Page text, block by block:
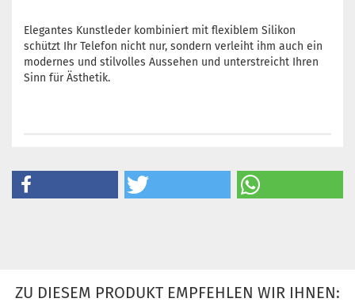
Elegantes Kunstleder kombiniert mit flexiblem Silikon
schützt Ihr Telefon nicht nur, sondern verleiht ihm auch ein
modernes und stilvolles Aussehen und unterstreicht Ihren
Sinn für Ästhetik.
ZU DIESEM PRODUKT EMPFEHLEN WIR IHNEN: